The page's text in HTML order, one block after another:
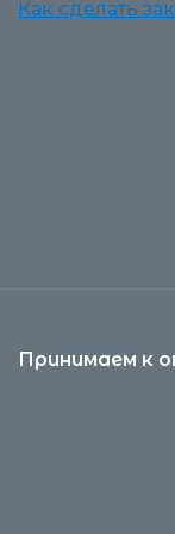
Как сделать
Принимаем к